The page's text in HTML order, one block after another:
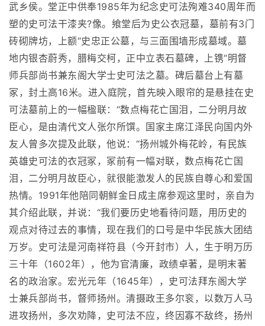
武乡侯。堂正中供奉1985年为纪念史可法殉难340周年而
塑的史可法干漆夹?像。飨堂后为史公衣冠墓，墓前有3门
砖砌牌坊，上额“史忠正公墓，与三面围墙形成墓域。墓
地内银杏蔚秀，腊梅交柯，正中立表石墓碑，上镌“明督
师兵部尚书兼东阁大学士史可法之墓。碑后墓台上有墓
冢，封土高16米。进入庭院，首先映入眼帘的是悬挂在史
可法墓前上的一幅楹联：“数点梅花亡国泪，二分明月故
臣心，是由清代文人张尔所馔。国家主席江泽民向国内外
友人曾多次提及此联，他说：“扬州城外梅花岭，有民族
英雄史可法的衣冠冢，冢前有一幅对联，数点梅花亡国
泪，二分明月故臣心，就很能激发人的民族自尊心和爱国
热情。1991年他陪同朝鲜金日成主席参观这里时，亲自为
其介绍此联，并说：“我们要历史地看待问题，用历史的
观点对待过去的事情，现在我们的口号是中华民族大团结
万岁。史可法是河南祥符县（今开封市）人，生于明万历
三十年（1602年），他为官清廉，政绩卓著，是明末著
名的政治家。宏光元年（1645年），史可法拜东阁大学
士兼兵部尚书，督师扬州。清摄政王多尔衮，以数万人马
进攻扬州，多次劝降，史可法不应，终因寡不敌终，扬州